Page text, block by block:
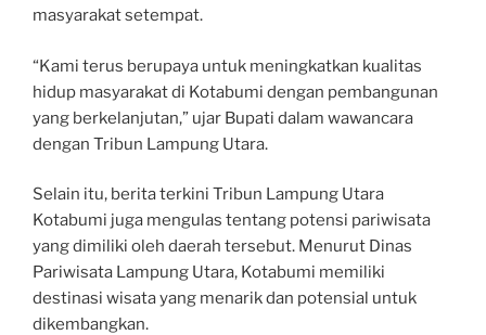
masyarakat setempat.
“Kami terus berupaya untuk meningkatkan kualitas
hidup masyarakat di Kotabumi dengan pembangunan
yang berkelanjutan,” ujar Bupati dalam wawancara
dengan Tribun Lampung Utara.
Selain itu, berita terkini Tribun Lampung Utara
Kotabumi juga mengulas tentang potensi pariwisata
yang dimiliki oleh daerah tersebut. Menurut Dinas
Pariwisata Lampung Utara, Kotabumi memiliki
destinasi wisata yang menarik dan potensial untuk
dikembangkan.